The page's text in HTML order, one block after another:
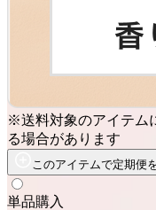
※送料対象のアイテム
る場合があります
このアイテムで定期便
単品購入